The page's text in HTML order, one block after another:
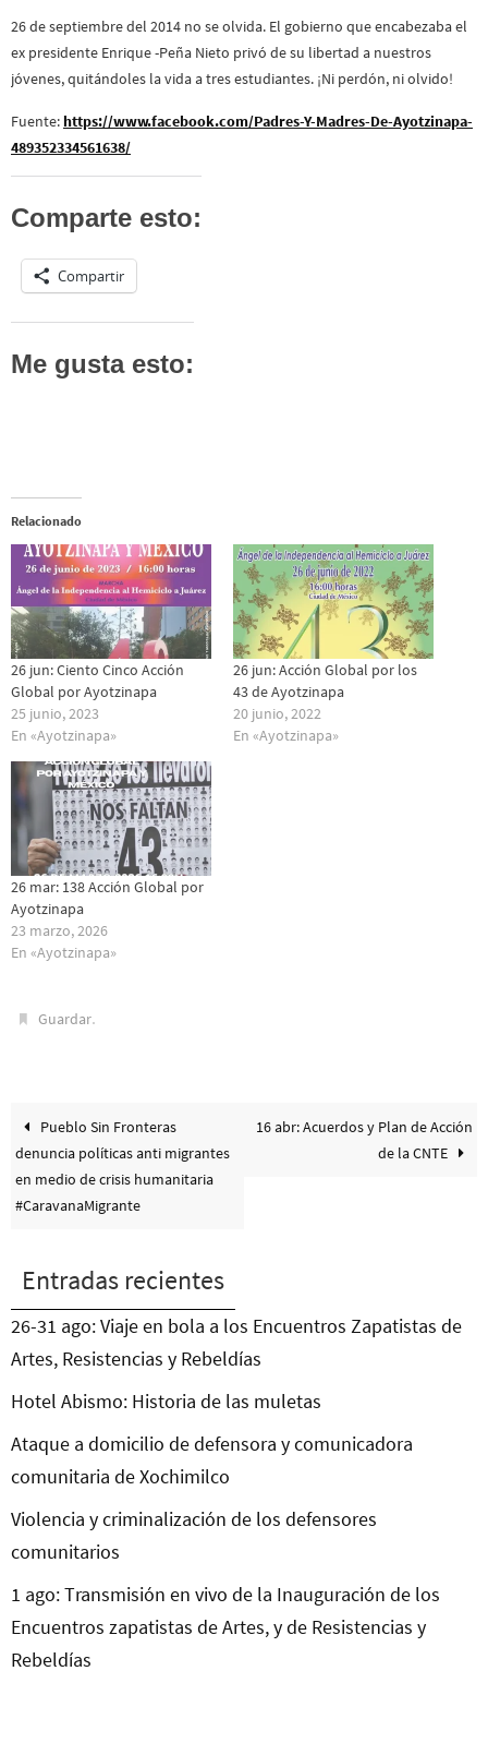
26 de septiembre del 2014 no se olvida. El gobierno que encabezaba el
ex presidente Enrique -Peña Nieto privó de su libertad a nuestros
jóvenes, quitándoles la vida a tres estudiantes. ¡Ni perdón, ni olvido!
Fuente: https://www.facebook.com/Padres-Y-Madres-De-Ayotzinapa-
489352334561638/
Comparte esto:
Compartir
Me gusta esto:
Relacionado
26 jun: Ciento Cinco Acción
Global por Ayotzinapa
25 junio, 2023
En «Ayotzinapa»
26 jun: Acción Global por los
43 de Ayotzinapa
20 junio, 2022
En «Ayotzinapa»
26 mar: 138 Acción Global por
Ayotzinapa
23 marzo, 2026
En «Ayotzinapa»
Guardar.
Pueblo Sin Fronteras
denuncia políticas anti migrantes
en medio de crisis humanitaria
#CaravanaMigrante
16 abr: Acuerdos y Plan de Acción
de la CNTE
Entradas recientes
26-31 ago: Viaje en bola a los Encuentros Zapatistas de
Artes, Resistencias y Rebeldías
Hotel Abismo: Historia de las muletas
Ataque a domicilio de defensora y comunicadora
comunitaria de Xochimilco
Violencia y criminalización de los defensores
comunitarios
1 ago: Transmisión en vivo de la Inauguración de los
Encuentros zapatistas de Artes, y de Resistencias y
Rebeldías